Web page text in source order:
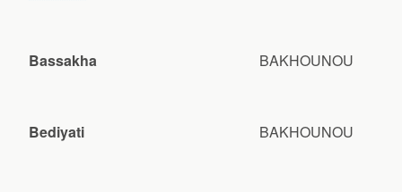
Bassakha BAKHOUNOU
Bediyati BAKHOUNOU